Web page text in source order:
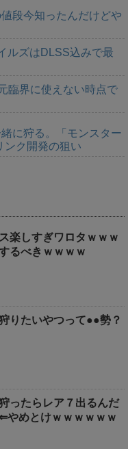
段今知ったんだけどや
ルズはDLSS込みで最
臨界に使えない時点で
に狩る。「モンスター
ンク開発の狙い
楽しすぎワロタｗｗｗ
るべきｗｗｗｗ
りたいやつって●●勢？
ったらレア７出るんだ
めとけｗｗｗｗｗｗ